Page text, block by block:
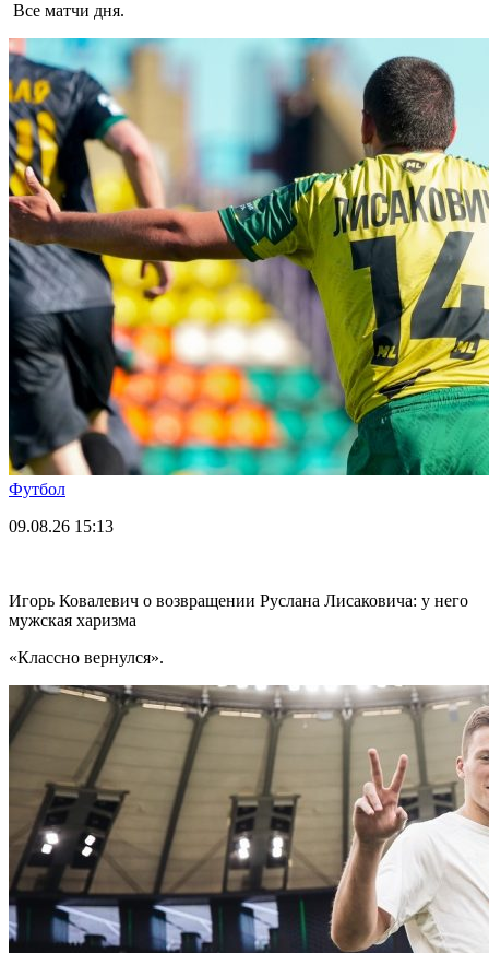
Все матчи дня.
Футбол
09.08.26 15:13
Игорь Ковалевич о возвращении Руслана Лисаковича: у него
мужская харизма
«Классно вернулся».